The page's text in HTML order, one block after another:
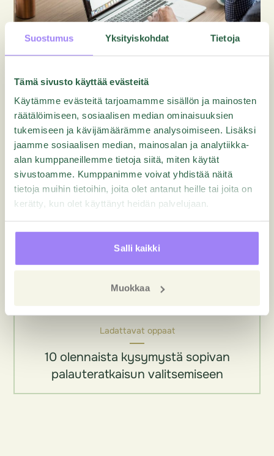
Suostumus Yksityiskohdat Tietoja
Tämä sivusto käyttää evästeitä
Käytämme evästeitä tarjoamamme sisällön ja mainosten
räätälöimiseen, sosiaalisen median ominaisuuksien
tukemiseen ja kävijämäärämme analysoimiseen. Lisäksi
jaamme sosiaalisen median, mainosalan ja analytiikka-
alan kumppaneillemme tietoja siitä, miten käytät
sivustoamme. Kumppanimme voivat yhdistää näitä
tietoja muihin tietoihin, joita olet antanut heille tai joita on
kerätty, kun olet käyttänyt heidän palvelujaan.
Salli kaikki
Muokkaa
Ladattavat oppaat
2018 Nordic Sales Trends Report
Ladattavat oppaat
10 olennaista kysymystä sopivan
palauteratkaisun valitsemiseen